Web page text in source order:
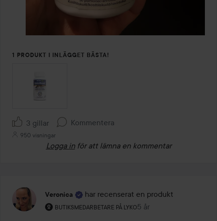
1 PRODUKT I INLÄGGET BÄSTA!
3 gillar Kommentera
950 visningar
Logga in för att lämna en kommentar
Veronica har recenserat en produkt
BUTIKSMEDARBETARE PÅ LYKO
Användarens roll: Butiksmedarbetare på Lyko.
5 år
Inlägget skapades 5 år